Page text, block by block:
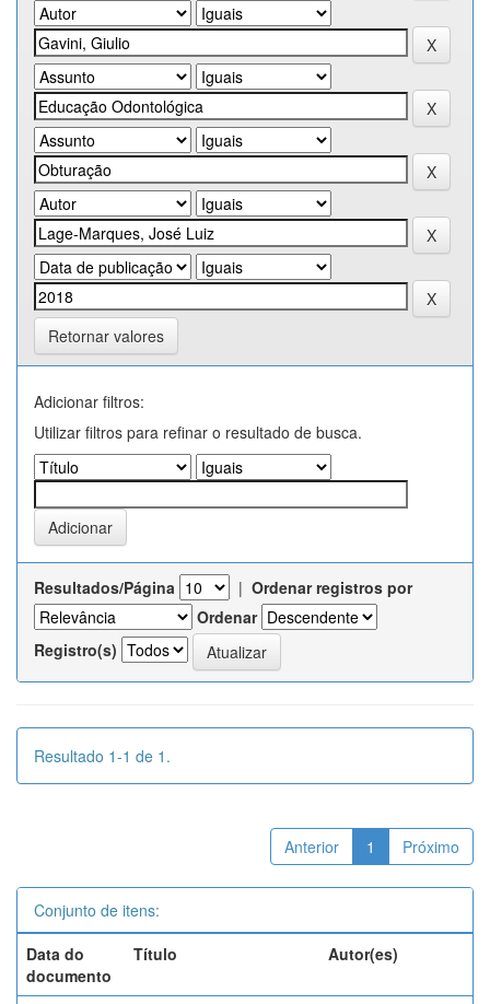
Retornar valores
Adicionar filtros:
Utilizar filtros para refinar o resultado de busca.
Resultados/Página | Ordenar registros por
Ordenar
Registro(s)
Resultado 1-1 de 1.
Anterior 1 Próximo
Conjunto de itens:
Data do
documento
Título Autor(es)